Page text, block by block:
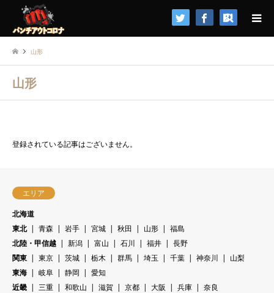
検索
山形
山形
登録されている記事はございません。
エリア
北海道
東北
青森 岩手 宮城 秋田 山形
福島
北陸・甲信越
新潟 富山 石川 福井
長野
関東
東京 茨城 栃木 群馬 埼玉 千葉 神奈川
山梨
東海
岐阜 静岡
愛知
近畿
三重 和歌山 滋賀 京都 大阪 兵庫
奈良